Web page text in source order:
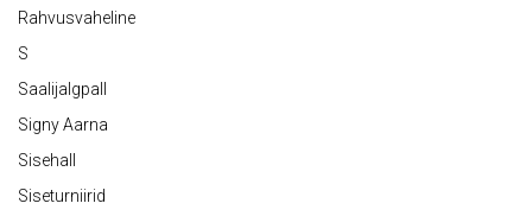
Rahvusvaheline
S
Saalijalgpall
Signy Aarna
Sisehall
Siseturniirid